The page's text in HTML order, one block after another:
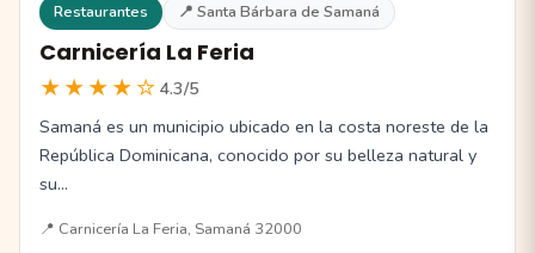
Restaurantes 📍 Santa Bárbara de Samaná
Carnicería La Feria
★★★★☆ 4.3/5
Samaná es un municipio ubicado en la costa noreste de la
República Dominicana, conocido por su belleza natural y
su…
📍 Carnicería La Feria, Samaná 32000